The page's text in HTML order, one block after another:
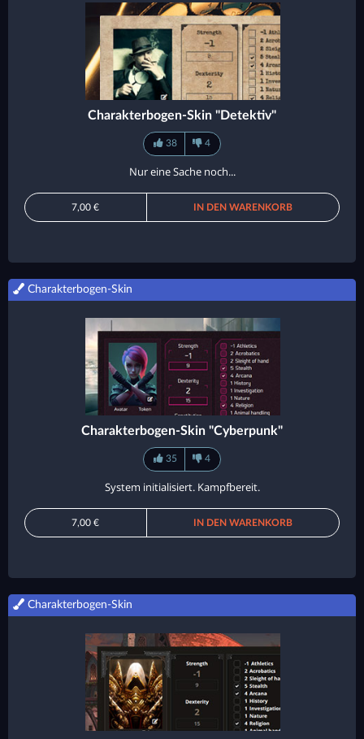
Charakterbogen-Skin "Detektiv"
38 4
Nur eine Sache noch...
7,00 € IN DEN WARENKORB
Charakterbogen-Skin
Charakterbogen-Skin "Cyberpunk"
35 4
System initialisiert. Kampfbereit.
7,00 € IN DEN WARENKORB
Charakterbogen-Skin